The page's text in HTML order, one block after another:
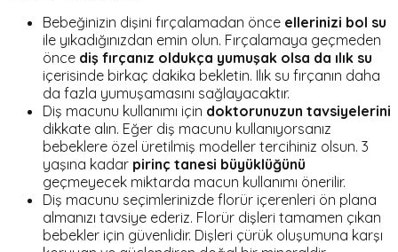
Bebeğinizin dişini fırçalamadan önce ellerinizi bol su
ile yıkadığınızdan emin olun. Fırçalamaya geçmeden
önce diş fırçanız oldukça yumuşak olsa da ılık su
içerisinde birkaç dakika bekletin. Ilık su fırçanın daha
da fazla yumuşamasını sağlayacaktır.
Diş macunu kullanımı için doktorunuzun tavsiyelerini
dikkate alın. Eğer diş macunu kullanıyorsanız
bebeklere özel üretilmiş modeller tercihiniz olsun. 3
yaşına kadar pirinç tanesi büyüklüğünü
geçmeyecek miktarda macun kullanımı önerilir.
Diş macunu seçimlerinizde florür içerenleri ön plana
almanızı tavsiye ederiz. Florür dişleri tamamen çıkan
bebekler için güvenlidir. Dişleri çürük oluşumuna karşı